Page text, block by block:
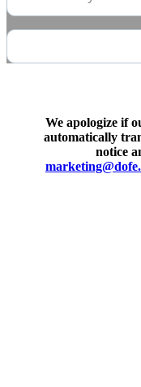
We apologize if
automatically
notice